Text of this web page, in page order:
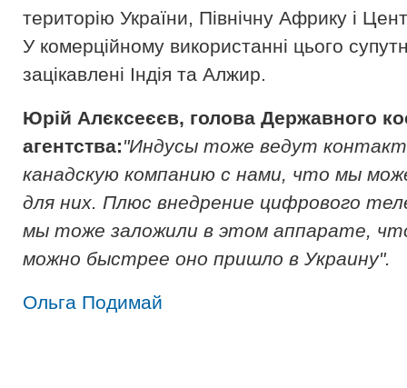
територію України, Північну Африку і
У комерційному використанні цього
зацікавлені Індія та Алжир.
Юрій Алєксеєєв, голова Державного
агентства:"Индусы тоже ведут
канадскую компанию с нами, что мы
для них. Плюс внедрение цифрового
мы тоже заложили в этом аппарате,
можно быстрее оно пришло в Украину".
Ольга Подимай